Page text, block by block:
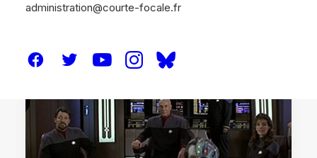
administration@courte-focale.fr